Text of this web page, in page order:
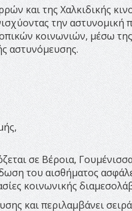
και της Χαλκιδικής
την αστυνομική
κοινωνιών, μέσω
αστυνόμευσης.
σε Βέροια,
του αισθήματος
κοινωνικής
και περιλαμβάνει